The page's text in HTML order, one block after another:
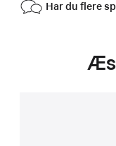
Har du flere